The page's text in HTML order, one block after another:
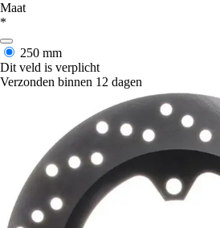
Maat
*
250 mm
Dit veld is verplicht
Verzonden binnen 12 dagen